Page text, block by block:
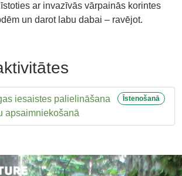
ar invazīvās vārpainās korintes
un darot labu dabai – ravējot.
iesaistes palielināšana
apsaimniekošanā
Īstenošanā